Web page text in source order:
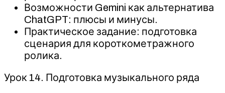
Возможности Gemini как альтернатива
ChatGPT: плюсы и минусы.
Практическое задание: подготовка
сценария для короткометражного
ролика.
Урок 14. Подготовка музыкального ряда